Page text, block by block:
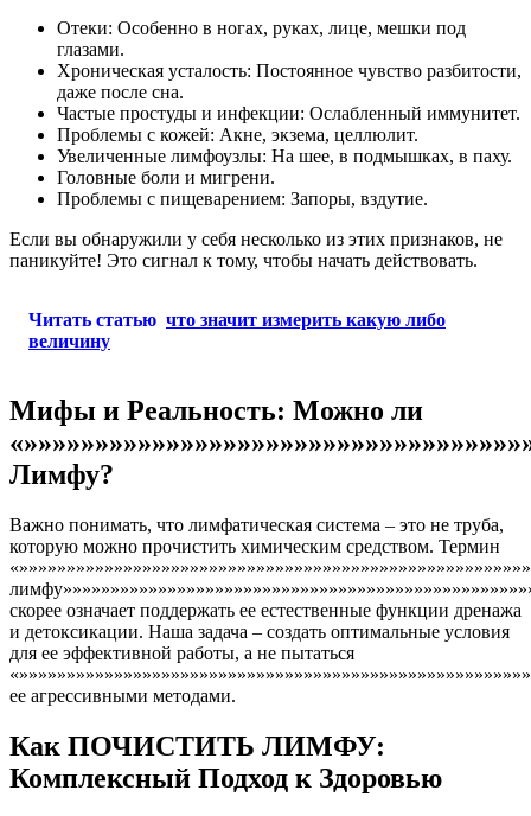
Отеки: Особенно в ногах, руках, лице, мешки под
глазами.
Хроническая усталость: Постоянное чувство разбитости,
даже после сна.
Частые простуды и инфекции: Ослабленный иммунитет.
Проблемы с кожей: Акне, экзема, целлюлит.
Увеличенные лимфоузлы: На шее, в подмышках, в паху.
Головные боли и мигрени.
Проблемы с пищеварением: Запоры, вздутие.
Если вы обнаружили у себя несколько из этих признаков, не
паникуйте! Это сигнал к тому, чтобы начать действовать.
Читать статью что значит измерить какую либо
величину
Мифы и Реальность: Можно ли
Лимфу?
Важно понимать, что лимфатическая система – это не труба,
которую можно прочистить химическим средством. Термин
скорее означает поддержать ее естественные функции дренажа
и детоксикации. Наша задача – создать оптимальные условия
для ее эффективной работы, а не пытаться
ее агрессивными методами.
Как ПОЧИСТИТЬ ЛИМФУ:
Комплексный Подход к Здоровью